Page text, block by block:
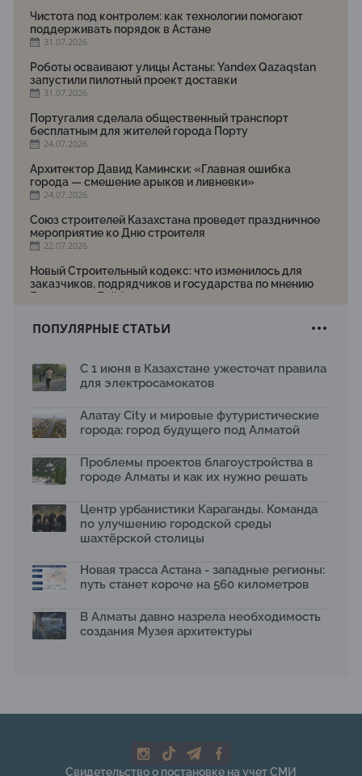
Чистота под контролем: как технологии помогают
поддерживать порядок в Астане
31.07.2026
Роботы осваивают улицы Астаны: Yandex Qazaqstan
запустили пилотный проект доставки
31.07.2026
Португалия сделала общественный транспорт
бесплатным для жителей города Порту
24.07.2026
Архитектор Давид Камински: «Главная ошибка
города — смешение арыков и ливневки»
24.07.2026
Союз строителей Казахстана проведет праздничное
мероприятие ко Дню строителя
22.07.2026
Новый Строительный кодекс: что изменилось для
заказчиков, подрядчиков и государства по мнению
Бауыржана Байбахтиева
Яндекс Лавка запустила пилотный проект
Архитектурная премия SÄULE ARCHITEKTURPREIS
13.07.2026
Первый Дом правительства Алматы станет главной
13.07.2026
В столичном детсаду подвели итоги акции «Таза
отходам
08.07.2026
общественных пространств
06.07.2026
температуру и здоровье людей
03.07.2026
экологическую стратегию развития Алматы до 2040
На слушаниях по корректировке СЭО Генплана
ПОПУЛЯРНЫЕ СТАТЬИ
С 1 июня в Казахстане ужесточат правила
для электросамокатов
Алатау City и мировые футуристические
города: город будущего под Алматой
Проблемы проектов благоустройства в
городе Алматы и как их нужно решать
Центр урбанистики Караганды. Команда
по улучшению городской среды
шахтёрской столицы
Новая трасса Астана - западные регионы:
путь станет короче на 560 километров
В Алматы давно назрела необходимость
создания Музея архитектуры
Свидетельство о постановке на учет СМИ